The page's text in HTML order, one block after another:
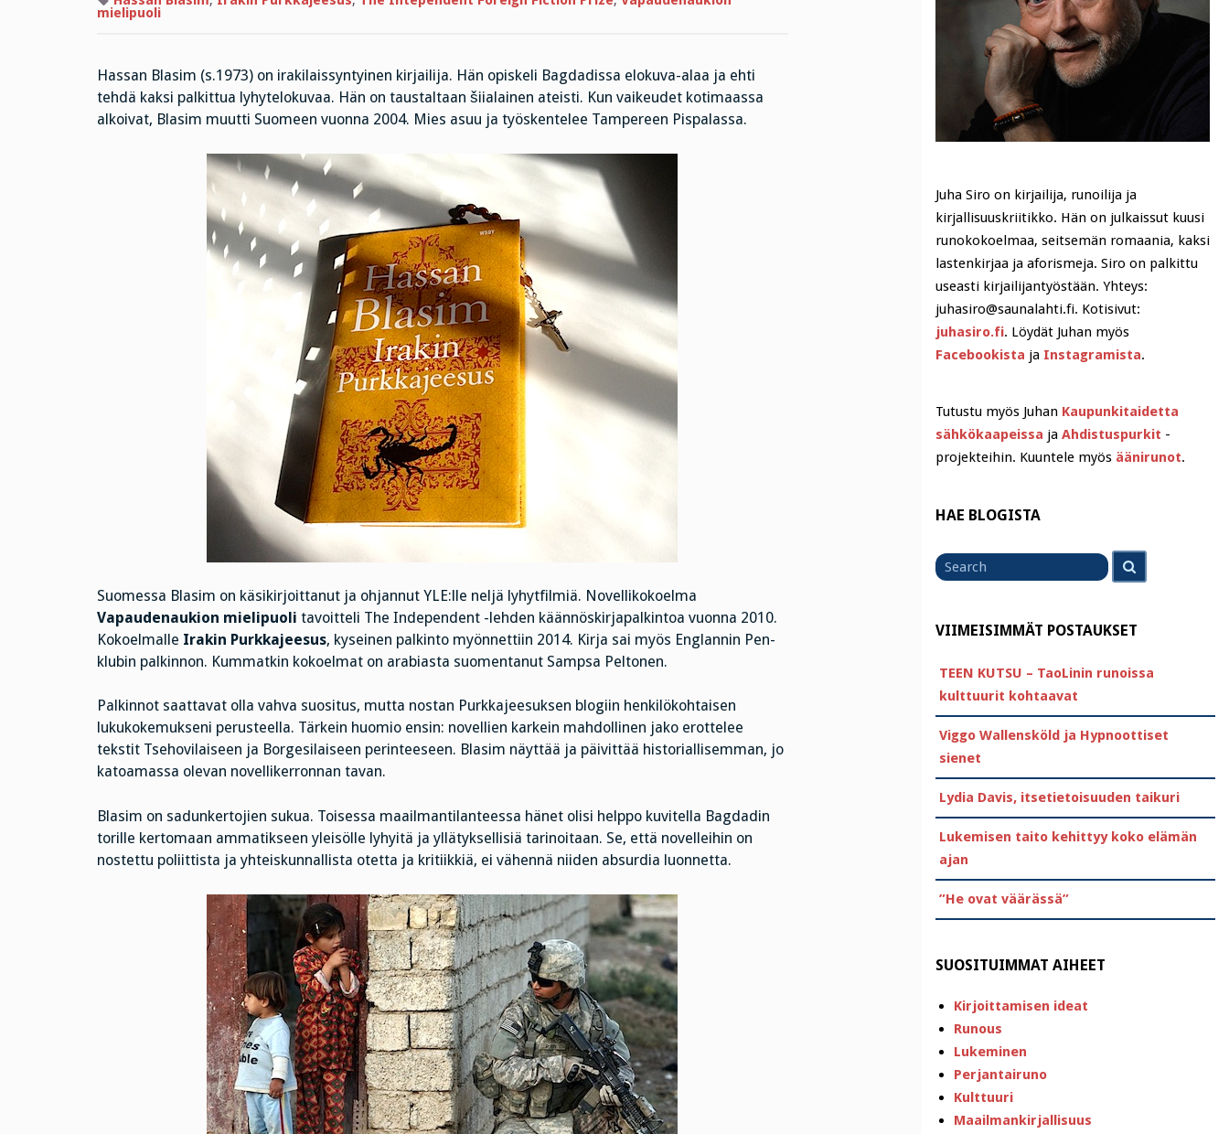
mielipuoli
Hassan Blasim (s.1973) on irakilaissyntyinen kirjailija. Hän opiskeli Bagdadissa elokuva-alaa ja ehti
tehdä kaksi palkittua lyhytelokuvaa. Hän on taustaltaan šiialainen ateisti. Kun vaikeudet kotimaassa
alkoivat, Blasim muutti Suomeen vuonna 2004. Mies asuu ja työskentelee Tampereen Pispalassa.
Suomessa Blasim on käsikirjoittanut ja ohjannut YLE:lle neljä lyhytfilmiä. Novellikokoelma
Vapaudenaukion mielipuoli tavoitteli The Independent -lehden käännöskirjapalkintoa vuonna 2010.
Kokoelmalle Irakin Purkkajeesus, kyseinen palkinto myönnettiin 2014. Kirja sai myös Englannin Pen-
klubin palkinnon. Kummatkin kokoelmat on arabiasta suomentanut Sampsa Peltonen.
Palkinnot saattavat olla vahva suositus, mutta nostan Purkkajeesuksen blogiin henkilökohtaisen
lukukokemukseni perusteella. Tärkein huomio ensin: novellien karkein mahdollinen jako erottelee
tekstit Tsehovilaiseen ja Borgesilaiseen perinteeseen. Blasim näyttää ja päivittää historiallisemman, jo
katoamassa olevan novellikerronnan tavan.
Blasim on sadunkertojien sukua. Toisessa maailmantilanteessa hänet olisi helppo kuvitella Bagdadin
torille kertomaan ammatikseen yleisölle lyhyitä ja yllätyksellisiä tarinoitaan. Se, että novelleihin on
nostettu poliittista ja yhteiskunnallista otetta ja kritiikkiä, ei vähennä niiden absurdia luonnetta.
Juha Siro on kirjailija, runoilija ja
kirjallisuuskriitikko. Hän on julkaissut kuusi
runokokoelmaa, seitsemän romaania, kaksi
lastenkirjaa ja aforismeja. Siro on palkittu
useasti kirjailijantyöstään. Yhteys:
juhasiro@saunalahti.fi. Kotisivut:
juhasiro.fi. Löydät Juhan myös
Facebookista ja Instagramista.
Tutustu myös Juhan Kaupunkitaidetta
sähkökaapeissa ja Ahdistuspurkit -
projekteihin. Kuuntele myös äänirunot.
HAE BLOGISTA
for
VIIMEISIMMÄT POSTAUKSET
TEEN KUTSU – TaoLinin runoissa
kulttuurit kohtaavat
Viggo Wallensköld ja Hypnoottiset
sienet
Lydia Davis, itsetietoisuuden taikuri
Lukemisen taito kehittyy koko elämän
ajan
”He ovat väärässä”
SUOSITUIMMAT AIHEET
Kirjoittamisen ideat
Runous
Lukeminen
Perjantairuno
Kulttuuri
Maailmankirjallisuus